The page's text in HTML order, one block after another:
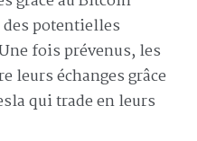
potentielles
fois prévenus, les
leurs échanges grâce
qui trade en leurs